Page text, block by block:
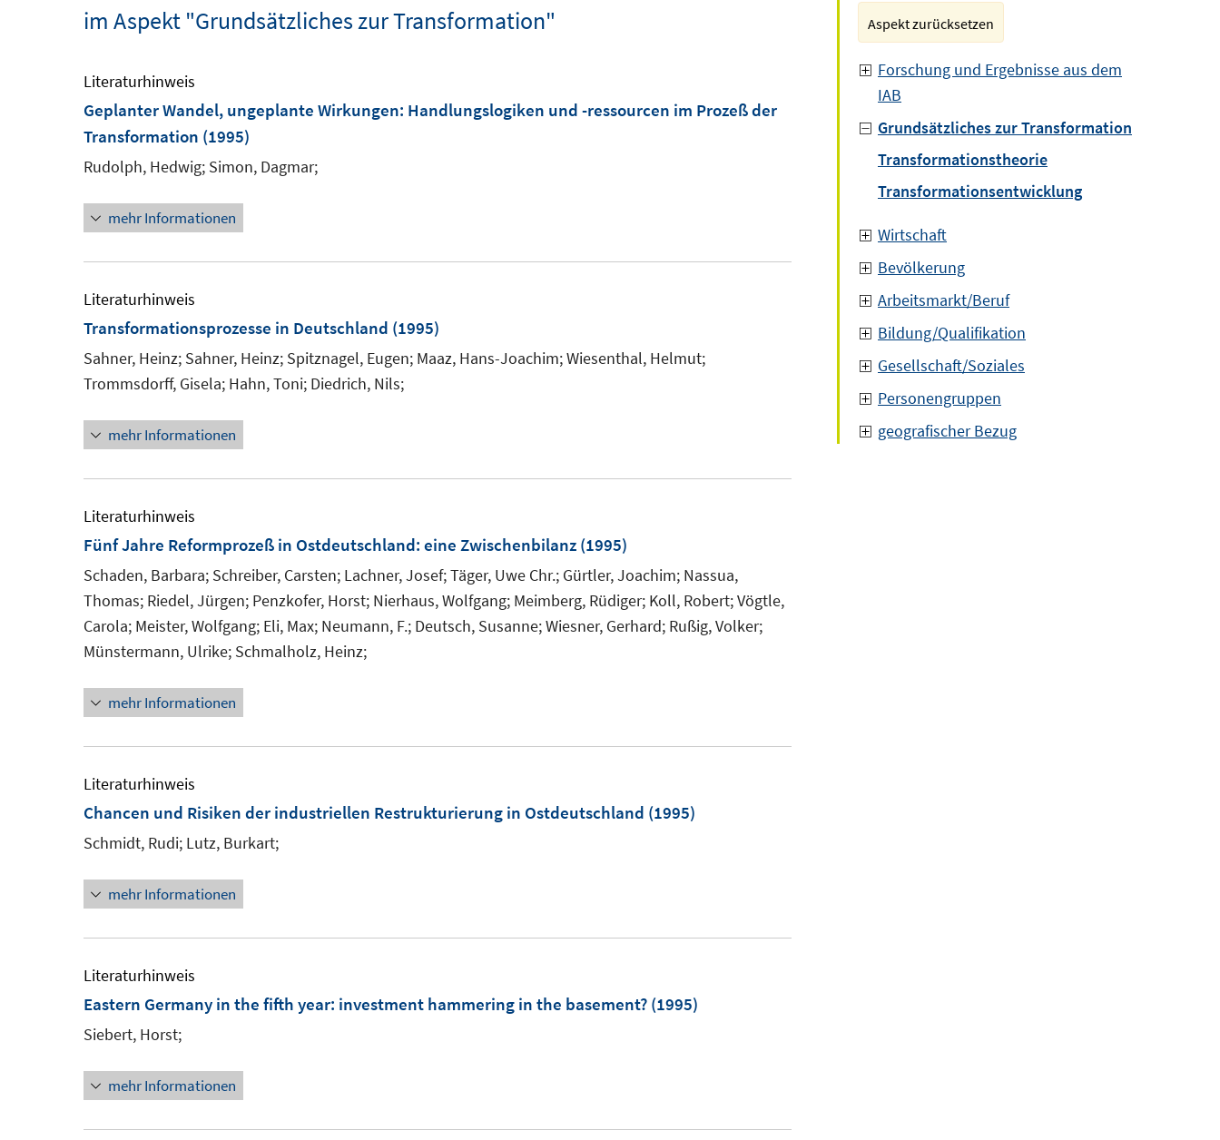
im Aspekt "Grundsätzliches zur Transformation"
Literaturhinweis
Geplanter Wandel, ungeplante Wirkungen: Handlungslogiken und -ressourcen im Prozeß der
Transformation (1995)
Rudolph, Hedwig; Simon, Dagmar;
mehr Informationen
Literaturhinweis
Transformationsprozesse in Deutschland (1995)
Sahner, Heinz; Sahner, Heinz; Spitznagel, Eugen; Maaz, Hans-Joachim;Wiesenthal, Helmut;
Trommsdorff, Gisela; Hahn, Toni; Diedrich, Nils;
mehr Informationen
Literaturhinweis
Fünf Jahre Reformprozeß in Ostdeutschland: eine Zwischenbilanz (1995)
Schaden, Barbara; Schreiber, Carsten; Lachner, Josef;Täger, Uwe Chr.; Gürtler, Joachim; Nassua,
Thomas; Riedel, Jürgen; Penzkofer, Horst; Nierhaus, Wolfgang; Meimberg, Rüdiger; Koll, Robert;Vögtle,
Carola; Meister, Wolfgang; Eli, Max; Neumann, F.; Deutsch, Susanne;Wiesner, Gerhard; Rußig, Volker;
Münstermann, Ulrike; Schmalholz, Heinz;
mehr Informationen
Literaturhinweis
Chancen und Risiken der industriellen Restrukturierung in Ostdeutschland (1995)
Schmidt, Rudi; Lutz, Burkart;
mehr Informationen
Literaturhinweis
Eastern Germany in the fifth year: investment hammering in the basement? (1995)
Siebert, Horst;
mehr Informationen
Aspekt zurücksetzen
Forschung und Ergebnisse aus dem
IAB
Grundsätzliches zur Transformation
Transformationstheorie
Transformationsentwicklung
Wirtschaft
Bevölkerung
Arbeitsmarkt/Beruf
Bildung/Qualifikation
Gesellschaft/Soziales
Personengruppen
geografischer Bezug